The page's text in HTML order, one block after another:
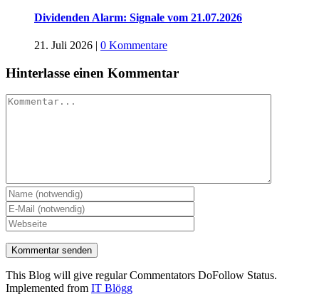
Dividenden Alarm: Signale vom 21.07.2026
21. Juli 2026 | 0 Kommentare
Hinterlasse einen Kommentar
Kommentar
This Blog will give regular Commentators DoFollow Status.
Implemented from IT Blögg